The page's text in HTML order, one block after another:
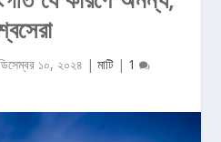
১০, ২০২৪ | মাটি | 1